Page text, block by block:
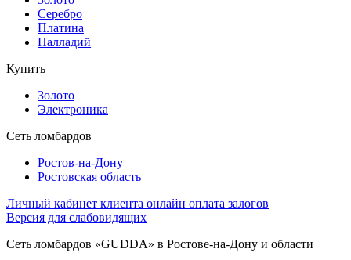
Серебро
Платина
Палладий
Купить
Золото
Электроника
Сеть ломбардов
Ростов-на-Дону
Ростовcкая область
Личный кабинет клиента онлайн оплата залогов
Версия для слабовидящих
Сеть ломбардов «GUDDA» в Ростове-на-Дону и области